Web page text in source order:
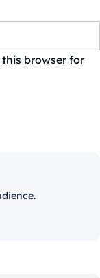
browser for